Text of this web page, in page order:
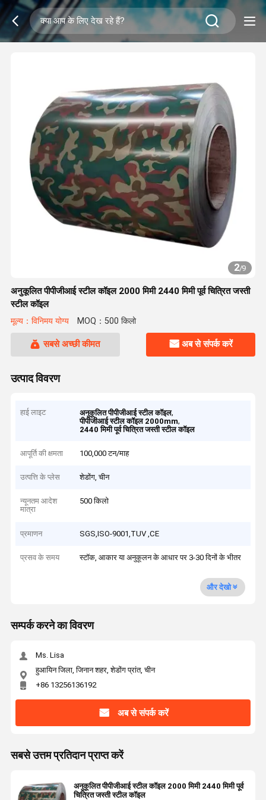
2/9
अनुकूलित पीपीजीआई स्टील कॉइल 2000 मिमी 2440 मिमी पूर्व चित्रित जस्ती
स्टील कॉइल
मूल्य：विनिमय योग्य MOQ：500 किलो
सबसे अच्छी कीमत अब से संपर्क करें
उत्पाद विवरण
हाई लाइट अनुकूलित पीपीजीआई स्टील कॉइल,
पीपीजीआई स्टील कॉइल 2000mm,
2440 मिमी पूर्व चित्रित जस्ती स्टील कॉइल
आपूर्ति की क्षमता 100,000 टन/माह
उत्पत्ति के प्लेस शेडोंग, चीन
न्यूनतम आदेश
मात्रा
500 किलो
प्रमाणन SGS,ISO-9001,TUV ,CE
प्रसव के समय स्टॉक, आकार या अनुकूलन के आधार पर 3-30 दिनों के भीतर
और देखो
सम्पर्क करने का विवरण
Ms. Lisa
हुआयिन जिला, जिनान शहर, शेडोंग प्रांत, चीन
+86 13256136192
अब से संपर्क करें
सबसे उत्तम प्रतिदान प्राप्त करें
अनुकूलित पीपीजीआई स्टील कॉइल 2000 मिमी 2440 मिमी पूर्व
चित्रित जस्ती स्टील कॉइल